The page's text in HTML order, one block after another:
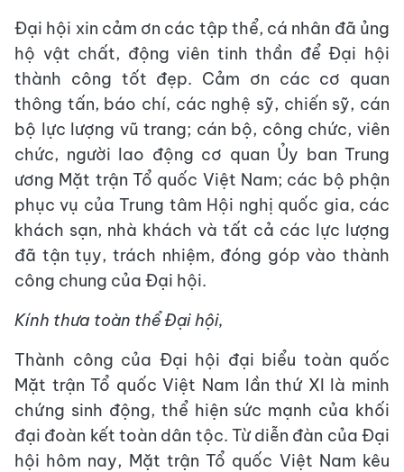
Đại hội xin cảm ơn các tập thể, cá nhân đã ủng
hộ vật chất, động viên tinh thần để Đại hội
thành công tốt đẹp. Cảm ơn các cơ quan
thông tấn, báo chí, các nghệ sỹ, chiến sỹ, cán
bộ lực lượng vũ trang; cán bộ, công chức, viên
chức, người lao động cơ quan Ủy ban Trung
ương Mặt trận Tổ quốc Việt Nam; các bộ phận
phục vụ của Trung tâm Hội nghị quốc gia, các
khách sạn, nhà khách và tất cả các lực lượng
đã tận tụy, trách nhiệm, đóng góp vào thành
công chung của Đại hội.
Kính thưa toàn thể Đại hội,
Thành công của Đại hội đại biểu toàn quốc
Mặt trận Tổ quốc Việt Nam lần thứ XI là minh
chứng sinh động, thể hiện sức mạnh của khối
đại đoàn kết toàn dân tộc. Từ diễn đàn của Đại
hội hôm nay, Mặt trận Tổ quốc Việt Nam kêu